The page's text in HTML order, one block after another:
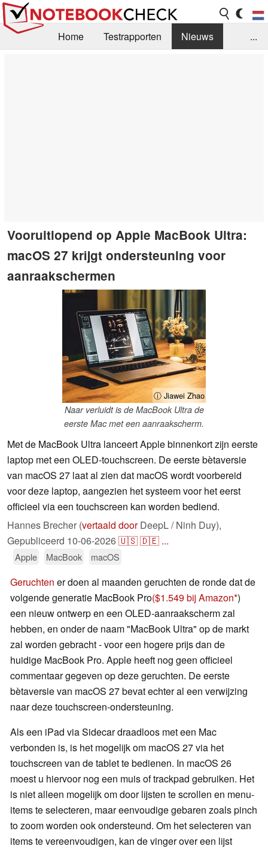
Home Testrapporten
Nieuws
...
Vooruitlopend op Apple MacBook Ultra:
macOS 27 krijgt ondersteuning voor
aanraakschermen
ⓘ Jiawei Zhao
Naar verluidt is de MacBook Ultra de
eerste Mac met een aanraakscherm.
Met de MacBook Ultra lanceert Apple binnenkort zijn eerste
laptop met een OLED-touchscreen. De eerste bètaversie
van macOS 27 laat al zien dat macOS wordt voorbereid
voor deze laptop, aangezien het systeem voor het eerst
officieel via een touchscreen kan worden bediend.
Hannes Brecher (vertaald doorDeepL / Ninh Duy),
Gepubliceerd 10-06-2026🇺🇸🇩🇪 ...
Apple MacBook macOS
Geruchten er doen al maanden geruchten de ronde dat de
volgende generatie MacBook Pro($1.549 bij Amazon )
een nieuw ontwerp en een OLED-aanraakscherm zal
hebben, en onder de naam "MacBook Ultra" op de markt
zal worden gebracht - voor een hogere prijs dan de
huidige MacBook Pro. Apple heeft nog geen officieel
commentaar gegeven op deze geruchten. De eerste
bètaversie van macOS 27 bevat echter al een verwijzing
naar deze touchscreen-ondersteuning.
Als een iPad via Sidecar draadloos met een Mac
verbonden is, is het mogelijk om macOS 27 via het
touchscreen van de tablet te bedienen. In macOS 26
moest u hiervoor nog een muis of trackpad gebruiken. Het
is niet alleen mogelijk om door lijsten te scrollen en menu-
items te selecteren, maar eenvoudige gebaren zoals pinch
to zoom worden ook ondersteund. Om het selecteren van
items te vereenvoudigen, kan de vinger over een lijst